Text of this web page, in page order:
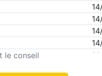
le conseil